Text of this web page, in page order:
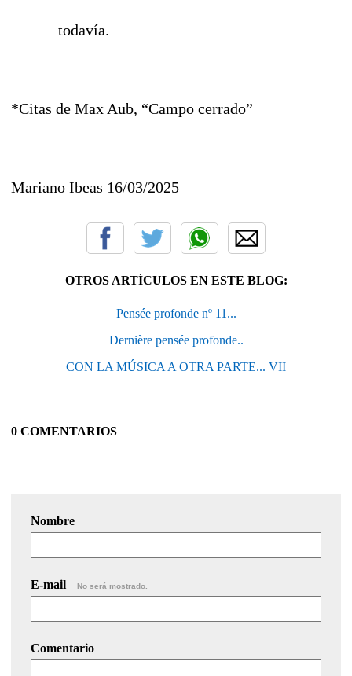
todavía.
*Citas de Max Aub, “Campo cerrado”
Mariano Ibeas 16/03/2025
OTROS ARTÍCULOS EN ESTE BLOG:
Pensée profonde nº 11...
Dernière pensée profonde..
CON LA MÚSICA A OTRA PARTE... VII
0 COMENTARIOS
Nombre
E-mail No será mostrado.
Comentario